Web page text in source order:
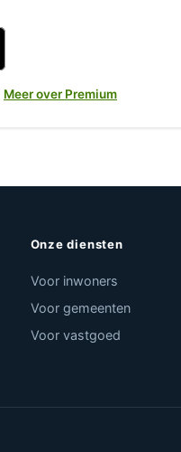
Meer over Premium
Onze diensten
Voor inwoners
Voor gemeenten
Voor vastgoed